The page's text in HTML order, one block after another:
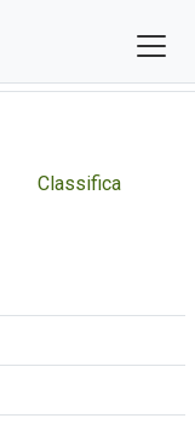
Classifica